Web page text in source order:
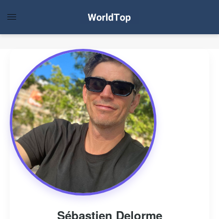
Sébastien Delorme